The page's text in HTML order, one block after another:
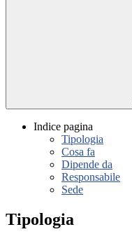
Indice pagina
Tipologia
Cosa fa
Dipende da
Responsabile
Sede
Tipologia